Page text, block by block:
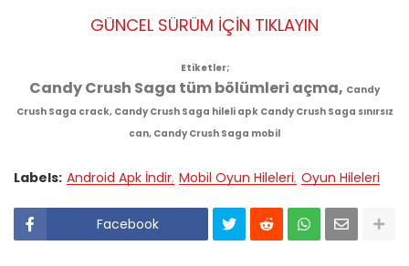
GÜNCEL SÜRÜM İÇİN TIKLAYIN
Etiketler;
Candy Crush Saga tüm bölümleri açma, Candy
Crush Saga crack, Candy Crush Saga hileli apk Candy Crush Saga sınırsız
can, Candy Crush Saga mobil
Labels: Android Apk İndir Mobil Oyun Hileleri Oyun Hileleri
Facebook